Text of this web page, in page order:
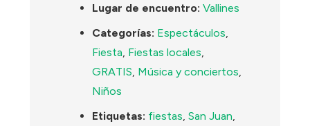
Lugar de encuentro: Vallines
Categorías: Espectáculos
Fiesta Fiestas locales
GRATIS Música y conciertos
Niños
Etiquetas: fiestas ,San Juan